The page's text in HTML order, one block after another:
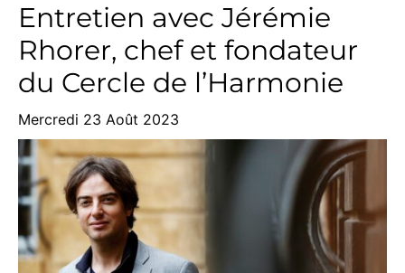
Entretien avec Jérémie
Rhorer, chef et fondateur
du Cercle de l’Harmonie
Mercredi 23 Août 2023